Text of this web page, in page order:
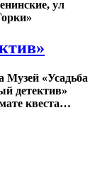
ул
Музей «Усадьба
детектив»
квеста…